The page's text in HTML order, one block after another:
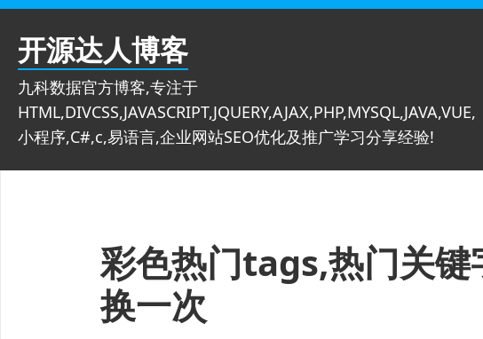
跳
开源达人博客
九科数据官方博客,专注于
HTML,DIVCSS,JAVASCRIPT,JQUERY,AJAX,PHP,MYSQL,JAVA,VUE,
小程序,C#,c,易语言,企业网站SEO优化及推广学习分享经验!
彩色热门tags,热门关键
换一次